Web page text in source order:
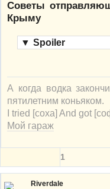
Советы
Крыму
▼ Spoiler
А когда водка
пятилетним коньяком.
I tried [соха] And got
Мой гараж
1
Riverdale